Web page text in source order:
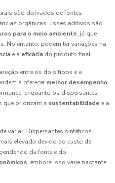
são derivados de fontes
orgânicas. Esses aditivos são
para o meio ambiente, já que
No entanto, podem ter variações na
e a eficácia do produto final.
entre os dois tipos é a
a oferecer melhor desempenho
enquanto os dispersantes
que priorizam a sustentabilidade e a
variar. Dispersantes sintéticos
elevado devido ao custo de
da fonte e do
, embora isso varie bastante